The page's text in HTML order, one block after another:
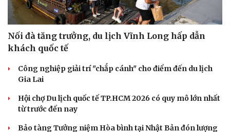
Nối đà tăng trưởng, du lịch Vĩnh Long hấp dẫn
khách quốc tế
Công nghiệp giải trí "chắp cánh" cho điểm đến du lịch
Gia Lai
Hội chợ Du lịch quốc tế TP.HCM 2026 có quy mô lớn nhất
từ trước đến nay
Bảo tàng Tưởng niệm Hòa bình tại Nhật Bản đón lượng